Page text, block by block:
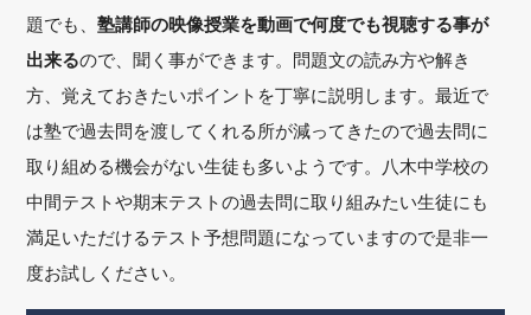
題でも、塾講師の映像授業を動画で何度でも視聴する事が
出来るので、聞く事ができます。問題文の読み方や解き
方、覚えておきたいポイントを丁寧に説明します。最近で
は塾で過去問を渡してくれる所が減ってきたので過去問に
取り組める機会がない生徒も多いようです。八木中学校の
中間テストや期末テストの過去問に取り組みたい生徒にも
満足いただけるテスト予想問題になっていますので是非一
度お試しください。